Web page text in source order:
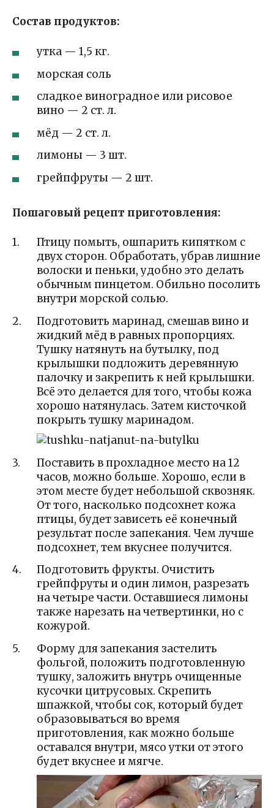
Состав продуктов:
утка — 1,5 кг.
морская соль
сладкое виноградное или рисовое
вино — 2 ст. л.
мёд — 2 ст. л.
лимоны — 3 шт.
грейпфруты — 2 шт.
Пошаговый рецепт приготовления:
Птицу помыть, ошпарить кипятком с
двух сторон. Обработать, убрав лишние
волоски и пеньки, удобно это делать
обычным пинцетом. Обильно посолить
внутри морской солью.
Подготовить маринад, смешав вино и
жидкий мёд в равных пропорциях.
Тушку натянуть на бутылку, под
крылышки подложить деревянную
палочку и закрепить к ней крылышки.
Всё это делается для того, чтобы кожа
хорошо натянулась. Затем кисточкой
покрыть тушку маринадом.
Поставить в прохладное место на 12
часов, можно больше. Хорошо, если в
этом месте будет небольшой сквозняк.
От того, насколько подсохнет кожа
птицы, будет зависеть её конечный
результат после запекания. Чем лучше
подсохнет, тем вкуснее получится.
Подготовить фрукты. Очистить
грейпфруты и один лимон, разрезать
на четыре части. Оставшиеся лимоны
также нарезать на четвертинки, но с
кожурой.
Форму для запекания застелить
фольгой, положить подготовленную
тушку, заложить внутрь очищенные
кусочки цитрусовых. Скрепить
шпажкой, чтобы сок, который будет
образовываться во время
приготовления, как можно больше
оставался внутри, мясо утки от этого
будет вкуснее и мягче.